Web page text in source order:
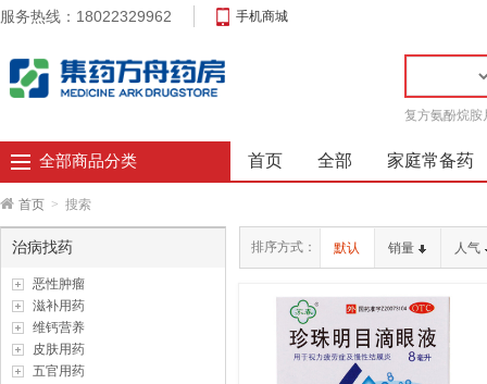
服务热线：18022329962 手机商城
复方氨酚烷胺
全部商品分类 首页 全部 家庭常备药
首页 > 搜索
治病找药
恶性肿瘤
滋补用药
维钙营养
皮肤用药
五官用药
排序方式： 默认 销量 人气